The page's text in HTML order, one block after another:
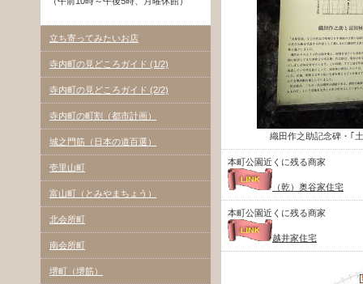
織田作之助記念碑・｢
本町公園近くに残る商家
（乾）奥谷家住宅
本町公園近くに残る商家
越井家住宅
立ち寄ってみたいお店
寺内町の見どころガイド (1/2)
寺内町の見どころガイド (2/2)
寺内町の町割（都市計画）
城之門筋（日本の道百選）
壱里山町
富山町（とみやまちょう）
北会所町
南会所町
堺町（堺筋）